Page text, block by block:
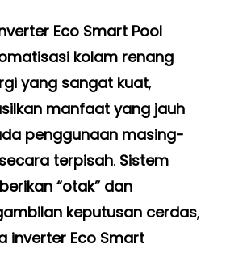
Eco Smart Pool
kolam renang
yang sangat kuat,
manfaat yang jauh
penggunaan masing-
terpisah. Sistem
“otak” dan
keputusan cerdas,
inverter Eco Smart